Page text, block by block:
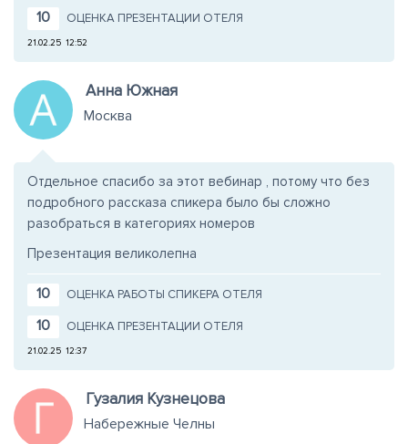
10 ОЦЕНКА ПРЕЗЕНТАЦИИ ОТЕЛЯ
12:52
21.02.25
Анна Южная
Москва
Отдельное спасибо за этот вебинар , потому что без
подробного рассказа спикера было бы сложно
разобраться в категориях номеров
Презентация великолепна
10 ОЦЕНКА РАБОТЫ СПИКЕРА ОТЕЛЯ
10 ОЦЕНКА ПРЕЗЕНТАЦИИ ОТЕЛЯ
12:37
21.02.25
Гузалия Кузнецова
Набережные Челны